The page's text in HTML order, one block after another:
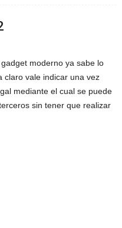
moderno ya sabe lo
claro vale indicar una vez
mediante el cual se puede
sin tener que realizar